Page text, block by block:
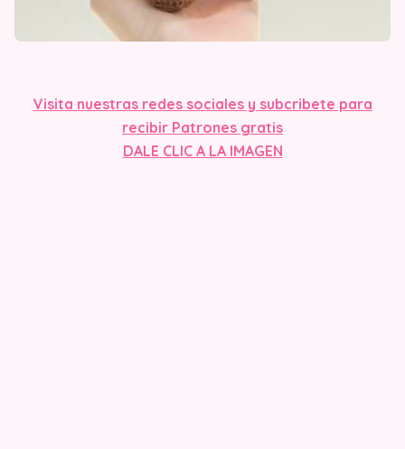
Visita nuestras redes sociales y subcribete para
recibir Patrones gratis
DALE CLIC A LA IMAGEN